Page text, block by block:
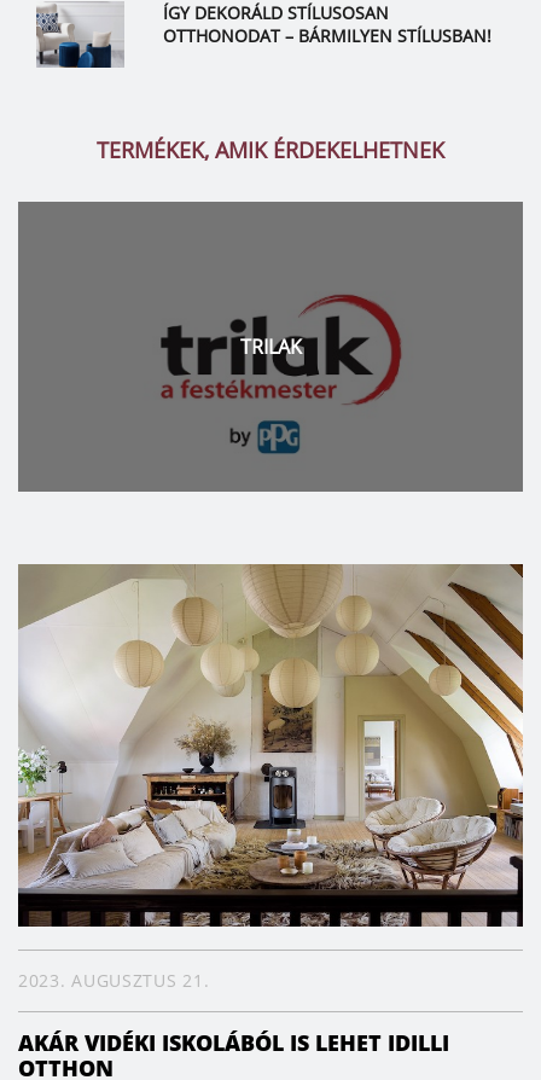
ÍGY DEKORÁLD STÍLUSOSAN
OTTHONODAT – BÁRMILYEN STÍLUSBAN!
TERMÉKEK, AMIK ÉRDEKELHETNEK
TRILAK
2023. AUGUSZTUS 21.
AKÁR VIDÉKI ISKOLÁBÓL IS LEHET IDILLI
OTTHON